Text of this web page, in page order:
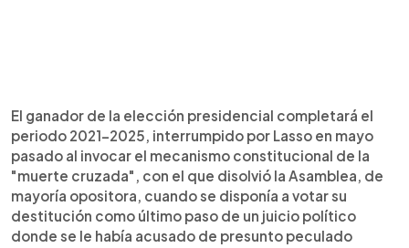
El ganador de la elección presidencial completará el
periodo 2021-2025, interrumpido por Lasso en mayo
pasado al invocar el mecanismo constitucional de la
"muerte cruzada", con el que disolvió la Asamblea, de
mayoría opositora, cuando se disponía a votar su
destitución como último paso de un juicio político
donde se le había acusado de presunto peculado